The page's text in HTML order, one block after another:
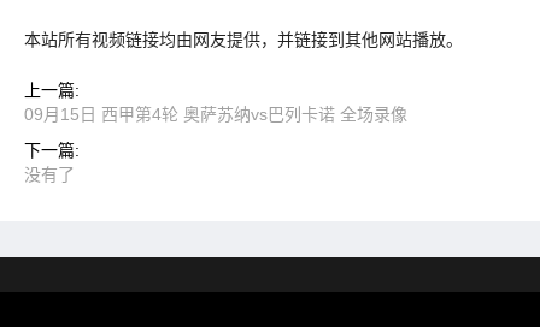
本站所有视频链接均由网友提供，并链接到其他网站播放。
上一篇:
09月15日 西甲第4轮 奥萨苏纳vs巴列卡诺 全场录像
下一篇:
没有了